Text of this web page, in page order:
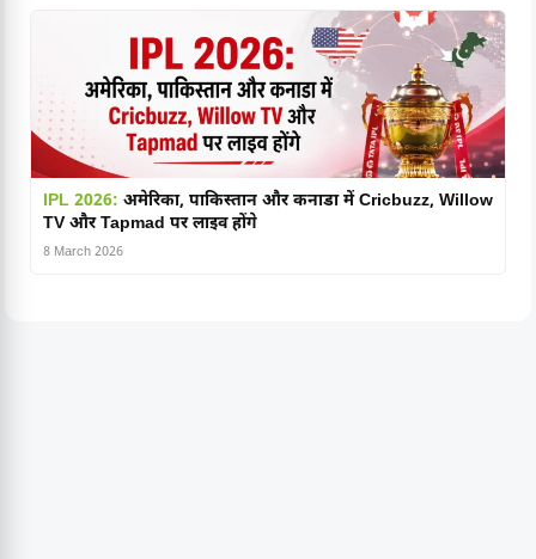
IPL 2026: अमेरिका, पाकिस्तान और कनाडा में Cricbuzz, Willow
TV और Tapmad पर लाइव होंगे
8 March 2026